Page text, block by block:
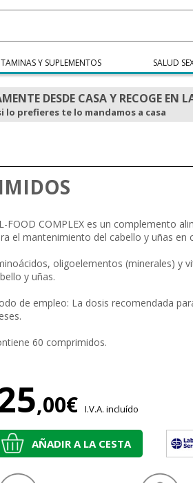
Y SUPLEMENTOS SALUD
DESDE CASA Y RECOGE EN
lo prefieres te lo mandamos a casa
FOOD COMPLEX es un complemento
el mantenimiento del cabello y uñas en
oligoelementos (minerales) y
y uñas.
de empleo: La dosis recomendada
60 comprimidos.
,00€ I.V.A. incluído
AÑADIR A LA CESTA